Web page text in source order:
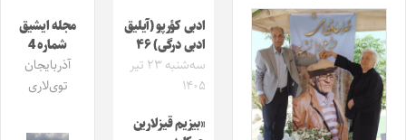
ادبی کؤرپو (آیلیق
ادبی درگی) ۴۶
سه‌شنبه ۲۳ تیر
۱۴۰۵
«بیزیم قیزلارین
مجله ایشیق
شماره 4
آذربایجان
توی‌لاری